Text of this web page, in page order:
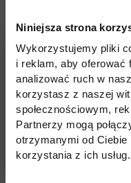
Niniejsza strona
Wykorzystujemy pliki
i reklam, aby oferować
analizować ruch w
korzystasz z naszej
społecznościowym,
Partnerzy mogą
otrzymanymi od
korzystania z ich usług.